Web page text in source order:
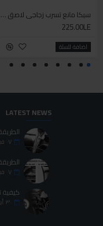
سيليكون متعدد الاستخدام
70.00LE
اضافة للسلة
سيكا مانع تسرب زجاجي لاصق اسود 600 مل
225.00LE
اضافة للسلة
LATEST NEWS
٠٧
٠٧
كيفية
٣٠